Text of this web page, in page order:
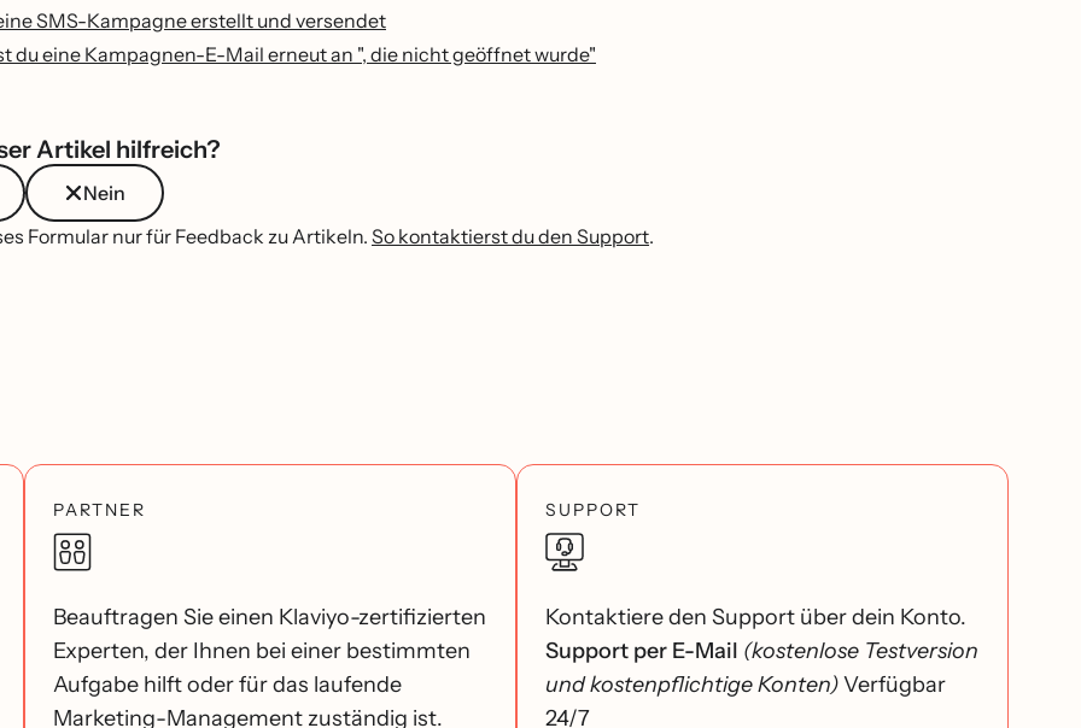
SMS-Kampagne erstellt und versendet
du eine Kampagnen-E-Mail erneut an ", die nicht geöffnet wurde"
Artikel hilfreich?
Nein
Formular nur für Feedback zu Artikeln. So kontaktierst du den Support.
PARTNER
Beauftragen Sie einen Klaviyo-zertifizierten
Experten, der Ihnen bei einer bestimmten
Aufgabe hilft oder für das laufende
Marketing-Management zuständig ist.
SUPPORT
Kontaktiere den Support über dein Konto.
Support per E-Mail (kostenlose Testversion
und kostenpflichtige Konten)Verfügbar
24/7